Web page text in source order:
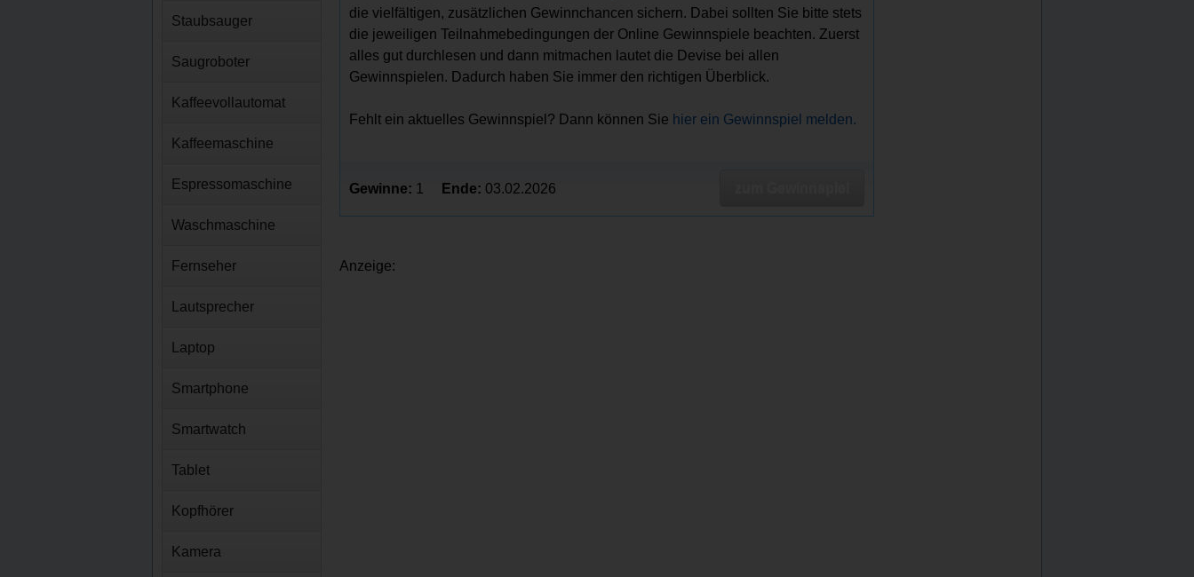
die vielfältigen, zusätzlichen Gewinnchancen sichern. Dabei sollten Sie bitte stets
die jeweiligen Teilnahmebedingungen der Online Gewinnspiele beachten. Zuerst
alles gut durchlesen und dann mitmachen lautet die Devise bei allen
Gewinnspielen. Dadurch haben Sie immer den richtigen Überblick.
Fehlt ein aktuelles Gewinnspiel? Dann können Sie hier ein Gewinnspiel melden.
Gewinne: 1 Ende: 03.02.2026
Anzeige:
Staubsauger
Saugroboter
Kaffeevollautomat
Kaffeemaschine
Espressomaschine
Waschmaschine
Fernseher
Lautsprecher
Laptop
Smartphone
Smartwatch
Tablet
Kopfhörer
Kamera